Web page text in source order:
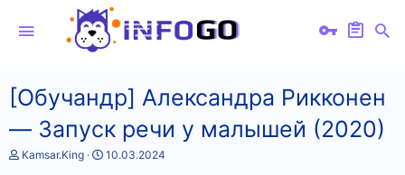
[Обучандр] Александра Рикконен
― Запуск речи у малышей (2020)
А
Kamsar.King
Д
10.03.2024